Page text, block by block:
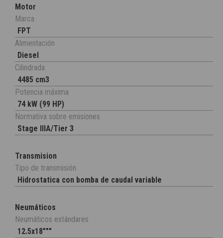
Motor
Marca
FPT
Alimentación
Diesel
Cilindrada
4485 cm3
Potencia máxima
74 kW (99 HP)
Normativa sobre emisiones
Stage IIIA/Tier 3
Transmision
Tipo de transmisión
Hidrostatica con bomba de caudal variable
Neumáticos
Neumáticos estándares
12.5x18"""